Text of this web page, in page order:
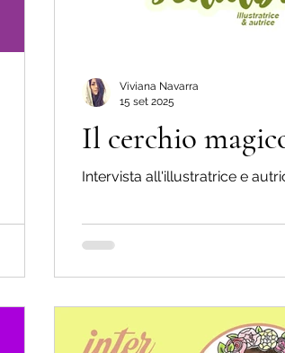
Il cerchio
Intervista all'illustratrice e
Viviana Navarra
15 set 2025